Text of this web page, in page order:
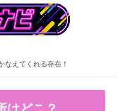
えてくれる存在！